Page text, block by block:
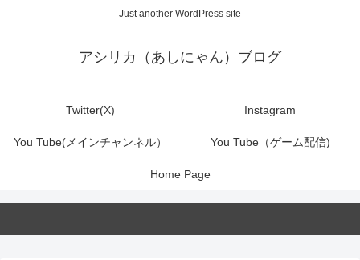
Just another WordPress site
アシリカ（あしにゃん）ブログ
Twitter(X) Instagram
You Tube(メインチャンネル） You Tube（ゲーム配信)
Home Page